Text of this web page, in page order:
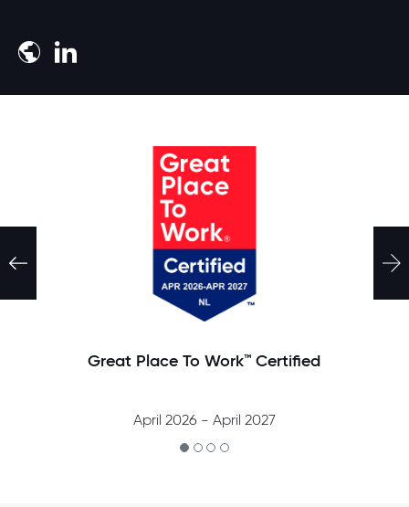
Great Place To Work™ Certified
April 2026 - April 2027